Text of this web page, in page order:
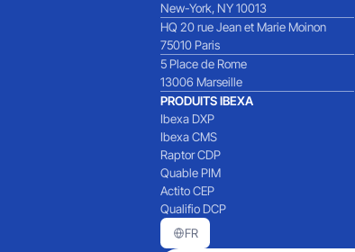
New-York, NY 10013
HQ 20 rue Jean et Marie Moinon
75010 Paris
5 Place de Rome
13006 Marseille
PRODUITS IBEXA
Ibexa DXP
Ibexa CMS
Raptor CDP
Quable PIM
Actito CEP
Qualifio DCP
FR